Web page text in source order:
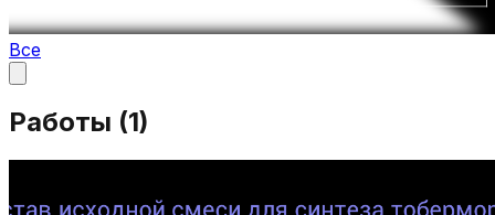
Все
Работы (1)